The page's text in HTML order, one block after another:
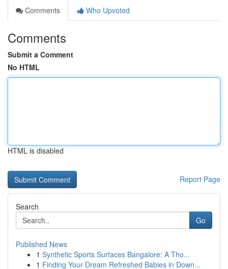
Comments
Who Upvoted
Comments
Submit a Comment
No HTML
HTML is disabled
Report Page
Search
Go
Published News
1 Synthetic Sports Surfaces Bangalore: A Tho...
1 Finding Your Dream Refreshed Babies in Down...